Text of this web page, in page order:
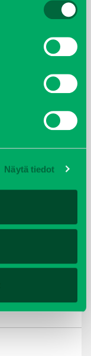
Näytä tiedot